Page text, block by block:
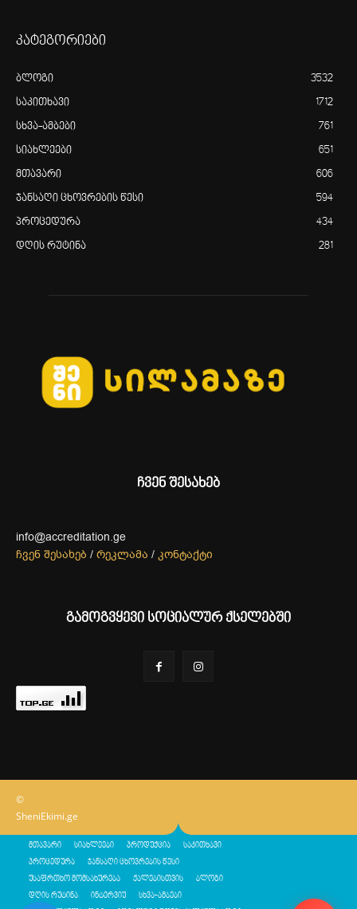
კატეგორიები
ბლოგი 3532
საკითხავი 1712
სხვა-ამბები 761
სიახლეები 651
მთავარი 606
ჯანსაღი ცხოვრების წესი 594
პროცედურა 434
დღის რუტინა 281
ჩვენ შესახებ
info@accreditation.ge
ჩვენ შესახებ / რეკლამა / კონტაქტი
გამოგვყევი სოციალურ ქსელებში
©
SheniEkimi.ge
მთავარი სიახლეები პროდუქცია საკითხავი
პროცედურა ჯანსაღი ცხოვრების წესი
უსაფრთხო მომსახურება ქალებისთვის ბლოგი
დღის რუტინა ინტერვიუ სხვა-ამბები